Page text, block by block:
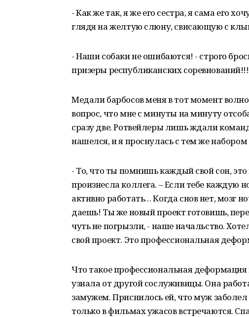
- Как же так, я же его сестра, я сама его
глядя на желтую слюну, свисающую с
- Наши собаки не ошибаются! - строго
призеры республиканских соревнований!!!
Медали барбосов меня в тот момент
вопрос, что мне с минуты на минуту
сразу две. Ротвейлеры лишь ждали
нашелся, и я проснулась с тем же набором
- То, что ты помнишь каждый свой сон,
произнесла коллега. – Если тебе каждую
активно работать… Когда снов нет, мозг
даешь! Ты же новый проект готовишь,
чуть не погрызли, - наше начальство.
свой проект. Это профессиональная
Что такое профессиональная
узнала от другой сослуживицы. Она
замужем. Приснилось ей, что муж
только в фильмах ужасов встречаются.